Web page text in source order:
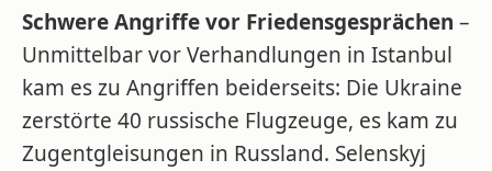
Schwere Angriffe vor Friedensgesprächen –
Unmittelbar vor Verhandlungen in Istanbul
kam es zu Angriffen beiderseits: Die Ukraine
zerstörte 40 russische Flugzeuge, es kam zu
Zugentgleisungen in Russland. Selenskyj